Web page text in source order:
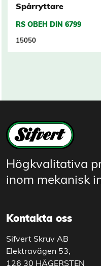
Spårryttare
RS OBEH DIN 6799
15050
Högkvalitativa
inom mekanisk
Kontakta oss
Sifvert Skruv AB
Elektravägen 53,
126 30 HÄGERSTEN